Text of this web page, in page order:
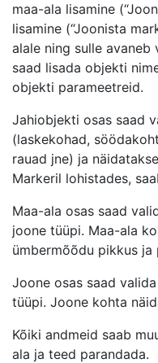
maa-ala lisamine
lisamine (“Joonista
alale ning sulle avaneb
saad lisada objekti
objekti parameetreid.
Jahiobjekti osas saad
(laskekohad,
rauad jne) ja
Markeril lohistades,
Maa-ala osas saad
joone tüüpi. Maa-ala
ümbermõõdu pikkus ja
Joone osas saad
tüüpi. Joone kohta
Kõiki andmeid saab
ala ja teed parandada.